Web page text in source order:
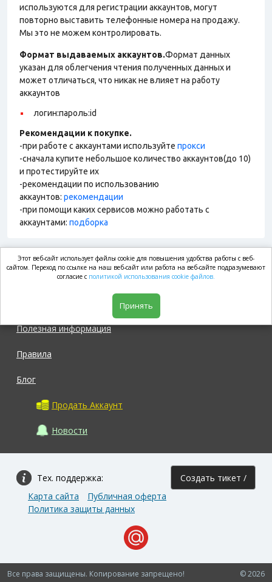
используются для регистрации аккаунтов, могут
повторно выставить телефонные номера на продажу.
Мы это не можем контролировать.
Формат выдаваемых аккаунтов.Формат данных
указан для облегчения чтения полученных данных и
может отличаться, что никак не влияет на работу
аккаунтов
логин:пароль:id
Рекомендации к покупке.
-при работе с аккаунтами используйте прокси
-сначала купите небольшое количество аккаунтов(до 10)
и протестируйте их
-рекомендации по использованию
аккаунтов: рекомендации
-при помощи каких сервисов можно работать с
аккаунтами: подборка
market.com
Полезная информация
Правила
Блог
Продать Аккаунт
Новости
Тех. поддержка: Создать тикет /
Карта сайта
Публичная оферта
Политика защиты данных
© 2026
Все права защищены. Копирование запрещено!
Этот веб-сайт использует файлы cookie для повышения удобства работы с веб-
сайтом. Переход по ссылке на наш веб-сайт или работа на веб-сайте подразумевают
согласие с политикой использования cookie файлов.
Принять